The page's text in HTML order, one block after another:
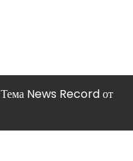
Тема News Record от